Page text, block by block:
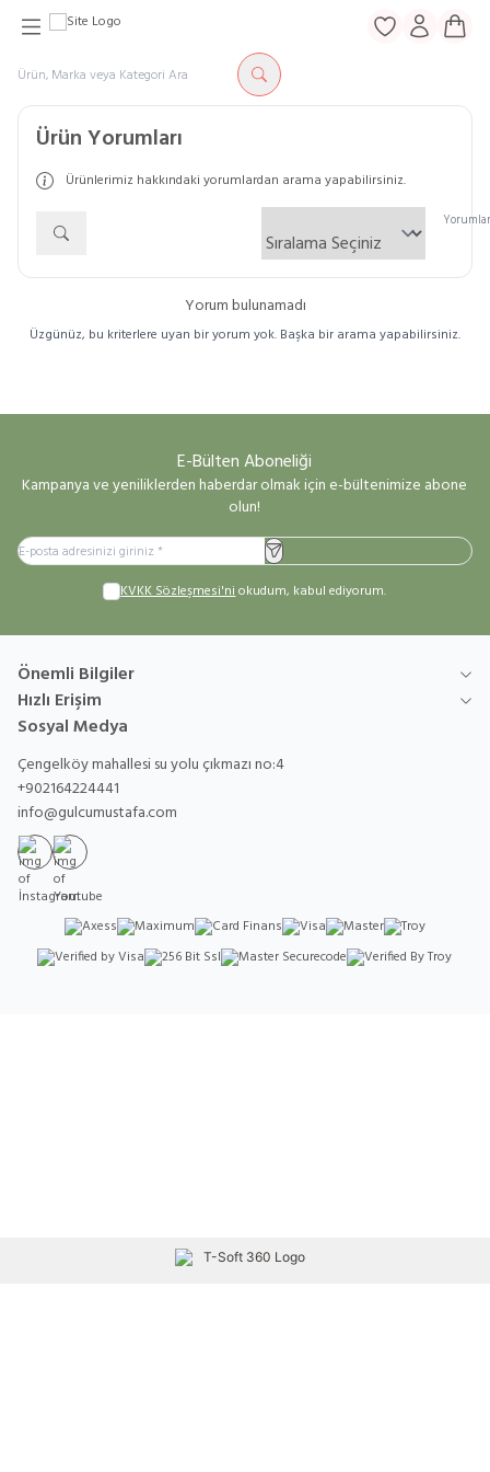
Favorilerim
Hesabım
Ürün Yorumları
Ürünlerimiz hakkındaki yorumlardan arama yapabilirsiniz.
Yorum bulunamadı
Üzgünüz, bu kriterlere uyan bir yorum yok. Başka bir arama yapabilirsiniz.
E-Bülten Aboneliği
Kampanya ve yeniliklerden haberdar olmak için e-bültenimize abone
olun!
Kayıt Ol
KVKK Sözleşmesi'niokudum, kabul ediyorum.
Önemli Bilgiler
Hızlı Erişim
Sosyal Medya
Çengelköy mahallesi su yolu çıkmazı no:4
+902164224441
info@gulcumustafa.com
İnstagramYoutube